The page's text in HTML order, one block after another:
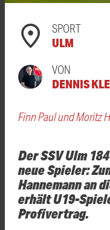
SPORT
ULM
VON
DENNIS
Finn Paul und Moritz
Der SSV Ulm
neue Spieler:
Hannemann an
erhält U19-
Profivertrag.